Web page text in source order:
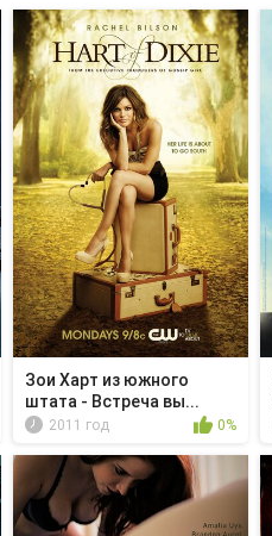
Зои Харт из южного
штата - Встреча вы...
2011 год 0%